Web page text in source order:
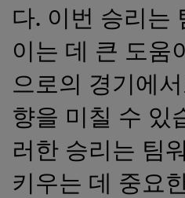
다. 이번 승리는
이는 데 큰 도움
으로의 경기에
향을 미칠 수 있
러한 승리는 팀
키우는 데 중요